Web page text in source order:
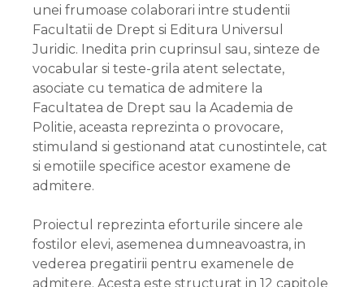
unei frumoase colaborari intre studentii
Facultatii de Drept si Editura Universul
Juridic. Inedita prin cuprinsul sau, sinteze de
vocabular si teste-grila atent selectate,
asociate cu tematica de admitere la
Facultatea de Drept sau la Academia de
Politie, aceasta reprezinta o provocare,
stimuland si gestionand atat cunostintele, cat
si emotiile specifice acestor examene de
admitere.
Proiectul reprezinta eforturile sincere ale
fostilor elevi, asemenea dumneavoastra, in
vederea pregatirii pentru examenele de
admitere. Acesta este structurat in 12 capitole